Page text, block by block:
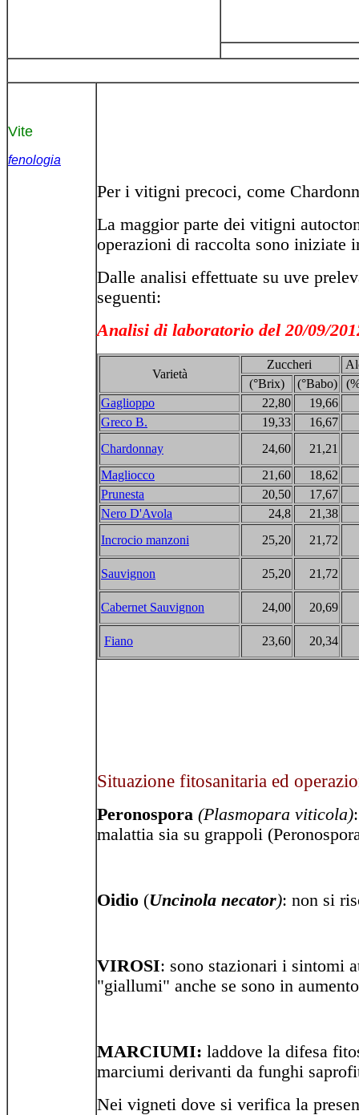
Vite
fenologia
Per i vitigni precoci, come
La maggior parte dei vitigni
operazioni di raccolta sono iniziate
Dalle analisi effettuate su uve
seguenti:
Analisi di laboratorio del 20/09/
Varietà
Zuccheri
(°Brix)
(°Babo)
Gaglioppo
22,80
19,66
Greco B.
19,33
16,67
Chardonnay
24,60
21,21
Magliocco
21,60
18,62
Prunesta
20,50
17,67
Nero D'Avola
24,8
21,38
Incrocio manzoni
25,20 21,72
Sauvignon 25,20 21,72
Cabernet Sauvignon 24,00 20,69
Fiano 23,60 20,34
Situazione fitosanitaria ed
Peronospora (Plasmopara viticola)
malattia sia su grappoli
Oidio (Uncinola necator): non si
VIROSI: sono stazionari i sintomi
"giallumi" anche se sono in
MARCIUMI: laddove la difesa
marciumi derivanti da funghi
Nei vigneti dove si verifica la